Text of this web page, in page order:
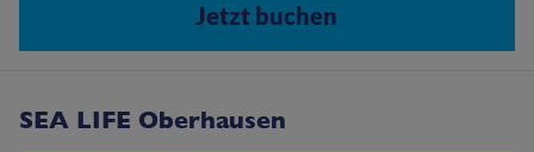
Jetzt buchen
SEA LIFE Oberhausen